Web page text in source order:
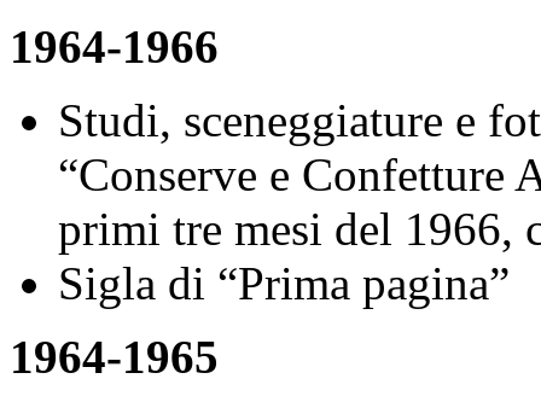
1964-1966
Studi, sceneggiature e
“Conserve e Confetture
primi tre mesi del 1966,
Sigla di “Prima pagina”
1964-1965